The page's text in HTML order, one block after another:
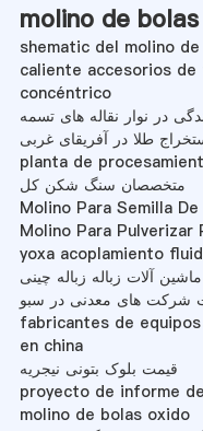
molino de
shematic del molino
caliente accesorios
concéntrico
در نوار نقاله های تسمه
طلا در آفریقای غربی
planta de
متخصصان سنگ شکن کل
Molino Para Semilla
Molino Para Pulverizar
yoxa acoplamiento
ماشین آلات زباله زباله چینی
شرکت های معدنی در سبو
fabricantes de
en china
قیمت بلوک بتونی نیجریه
proyecto de informe
molino de bolas oxido